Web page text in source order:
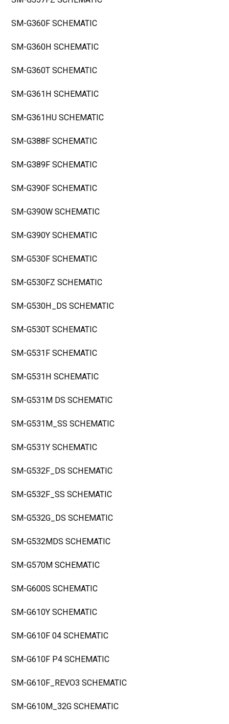
SM-G360F SCHEMATIC
SM-G360H SCHEMATIC
SM-G360T SCHEMATIC
SM-G361H SCHEMATIC
SM-G361HU SCHEMATIC
SM-G388F SCHEMATIC
SM-G389F SCHEMATIC
SM-G390F SCHEMATIC
SM-G390W SCHEMATIC
SM-G390Y SCHEMATIC
SM-G530F SCHEMATIC
SM-G530FZ SCHEMATIC
SM-G530H_DS SCHEMATIC
SM-G530T SCHEMATIC
SM-G531F SCHEMATIC
SM-G531H SCHEMATIC
SM-G531M DS SCHEMATIC
SM-G531M_SS SCHEMATIC
SM-G531Y SCHEMATIC
SM-G532F_DS SCHEMATIC
SM-G532F_SS SCHEMATIC
SM-G532G_DS SCHEMATIC
SM-G532MDS SCHEMATIC
SM-G570M SCHEMATIC
SM-G600S SCHEMATIC
SM-G610Y SCHEMATIC
SM-G610F 04 SCHEMATIC
SM-G610F P4 SCHEMATIC
SM-G610F_REVO3 SCHEMATIC
SM-G610M_32G SCHEMATIC